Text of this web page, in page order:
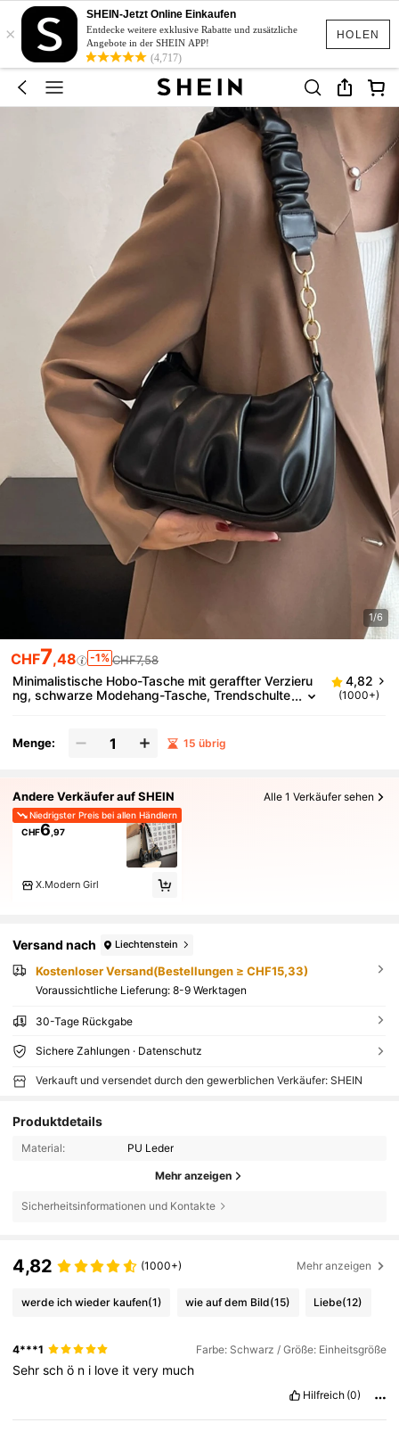
HOLEN
×
SHEIN-Jetzt Online Einkaufen
Entdecke weitere exklusive Rabatte und zusätzliche
Angebote in der SHEIN APP!
(4,717)
1/6
CHF7,48 -1% CHF7,58
Minimalistische Hobo-Tasche mit geraffter Verzieru
ng, schwarze Modehang-Tasche, Trendschulte
4,82
(1000+)
Menge: 15 übrig
Andere Verkäufer auf SHEIN Alle 1 Verkäufer sehen
Niedrigster Preis bei allen Händlern
CHF6 ,97
X.Modern Girl
Versand nach Liechtenstein
Kostenloser Versand(Bestellungen ≥ CHF15,33)
Voraussichtliche Lieferung: 8-9 Werktagen
30-Tage Rückgabe
Sichere Zahlungen · Datenschutz
Verkauft und versendet durch den gewerblichen Verkäufer: SHEIN
Produktdetails
Material: PU Leder
Mehr anzeigen
Sicherheitsinformationen und Kontakte
4,82 (1000+) Mehr anzeigen
werde ich wieder kaufen(1) wie auf dem Bild(15) Liebe(12)
4***1 Farbe: Schwarz / Größe: Einheitsgröße
Sehrschö n i love itvery much
Hilfreich (0)